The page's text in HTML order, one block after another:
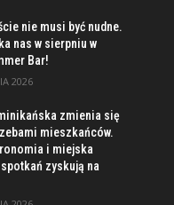
nie musi być nudne.
nas w sierpniu w
Bar!
2026
zmienia się
mieszkańców.
i miejska
zyskują na